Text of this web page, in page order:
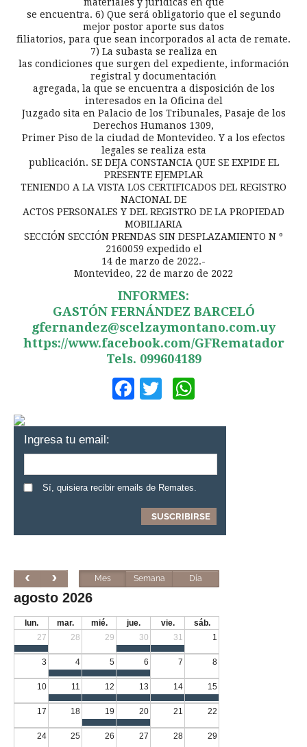
se encuentra. 6) Que será obligatorio que el segundo
mejor postor aporte sus datos
filiatorios, para que sean incorporados al acta de remate.
7) La subasta se realiza en
las condiciones que surgen del expediente, información
registral y documentación
agregada, la que se encuentra a disposición de los
interesados en la Oficina del
Juzgado sita en Palacio de los Tribunales, Pasaje de los
Derechos Humanos 1309,
Primer Piso de la ciudad de Montevideo. Y a los efectos
legales se realiza esta
publicación. SE DEJA CONSTANCIA QUE SE EXPIDE EL
PRESENTE EJEMPLAR
TENIENDO A LA VISTA LOS CERTIFICADOS DEL REGISTRO
NACIONAL DE
ACTOS PERSONALES Y DEL REGISTRO DE LA PROPIEDAD
MOBILIARIA
SECCIÓN SECCIÓN PRENDAS SIN DESPLAZAMIENTO N º
2160059 expedido el
14 de marzo de 2022.-
Montevideo, 22 de marzo de 2022
INFORMES:
GASTÓN FERNÁNDEZ BARCELÓ
gfernandez@scelzaymontano.com.uy
https://www.facebook.com/GFRematador
Tels. 099604189
Facebook
Twitter
Ingresa tu email:
Sí, quisiera recibir emails de Remates.
Mes Semana Día
agosto 2026
lun. mar. mié. jue. vie.
sáb.
27
28 29 30 31 1
3 4 5 6 7 8
10 11 12 13 14 15
17 18 19 20 21 22
24 25 26 27 28 29